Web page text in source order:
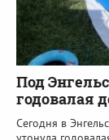
Под
годовалая
Сегодня в